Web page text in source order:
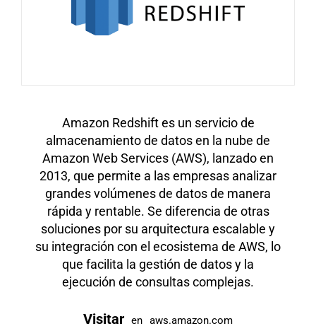
Amazon Redshift es un servicio de
almacenamiento de datos en la nube de
Amazon Web Services (AWS), lanzado en
2013, que permite a las empresas analizar
grandes volúmenes de datos de manera
rápida y rentable. Se diferencia de otras
soluciones por su arquitectura escalable y
su integración con el ecosistema de AWS, lo
que facilita la gestión de datos y la
ejecución de consultas complejas.
Visitar en aws.amazon.com